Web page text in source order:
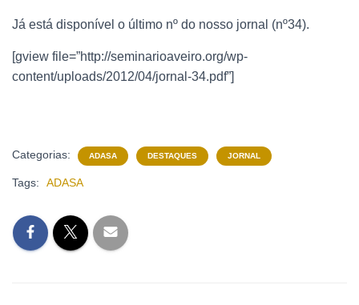
Já está disponível o último nº do nosso jornal (nº34).
[gview file=”http://seminarioaveiro.org/wp-
content/uploads/2012/04/jornal-34.pdf”]
Categorias: ADASA DESTAQUES JORNAL
Tags: ADASA